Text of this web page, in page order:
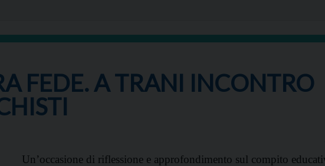
FEDE. A TRANI INCONTRO
Un’occasione di riflessione e approfondimento sul compito